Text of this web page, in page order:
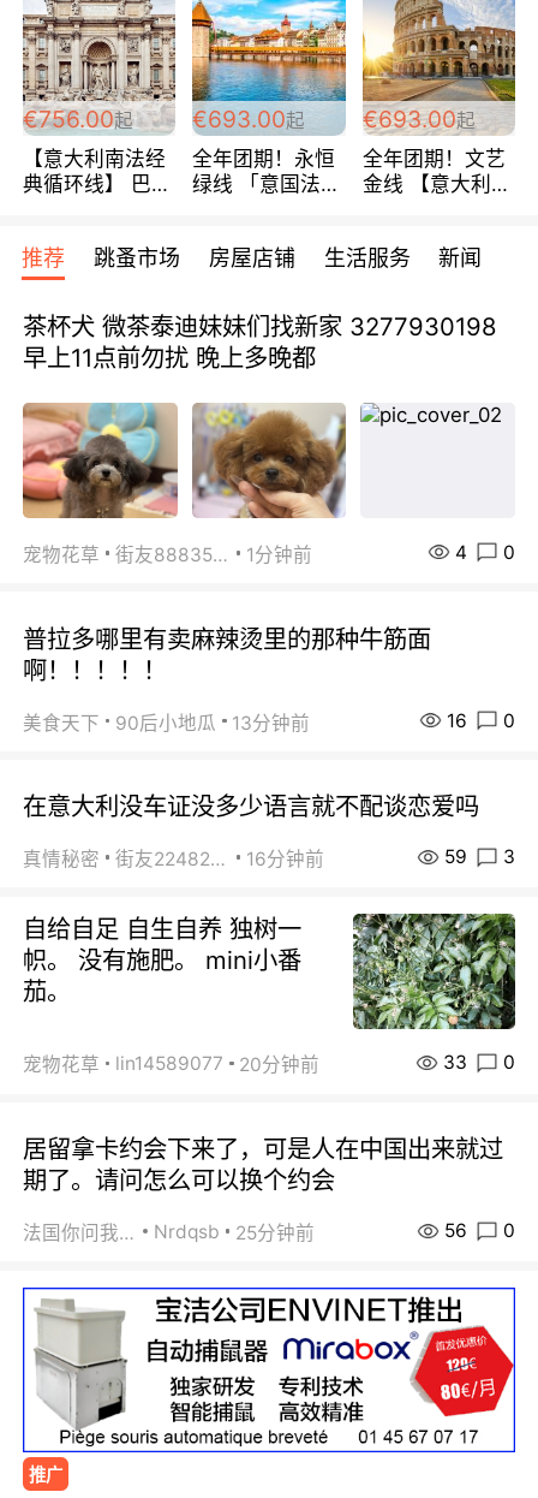
馆 108欧/人/天
488欧/人
天！巴黎上下！
包拼房~
€756.00起
【意大利南法经
典循环线】 巴黎
宾馆 108欧/天起
全程756欧/位
€693.00起
全年团期！永恒
绿线 「意国法
欧/天起 ~包拼房
€693.00起
全年团期！文艺
金线 【意大利一
每周铁发！
推荐 跳蚤市场 房屋店铺 生活服务 新闻
茶杯犬 微茶泰迪妹妹们找新家 3277930198
早上11点前勿扰 晚上多晚都
宠物花草 街友88835518 1分钟前 4 0
普拉多哪里有卖麻辣烫里的那种牛筋面
啊！！！！！
美食天下 90后小地瓜 13分钟前 16 0
在意大利没车证没多少语言就不配谈恋爱吗
真情秘密 街友22482465 16分钟前 59 3
自给自足 自生自养 独树一
帜。 没有施肥。 mini小番
茄。
宠物花草 lin14589077 20分钟前 33 0
居留拿卡约会下来了，可是人在中国出来就过
期了。请问怎么可以换个约会
法国你问我答 Nrdqsb 25分钟前 56 0
推广